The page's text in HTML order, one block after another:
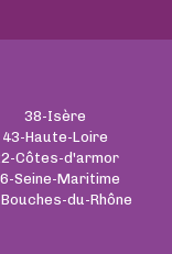
38-Isère
43-Haute-Loire
Côtes-d'armor
Seine-Maritime
du-Rhône